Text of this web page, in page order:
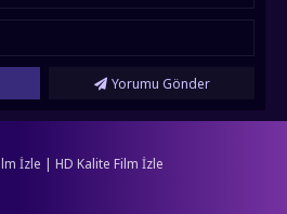
Yorumu Gönder
İzle | HD Kalite Film İzle